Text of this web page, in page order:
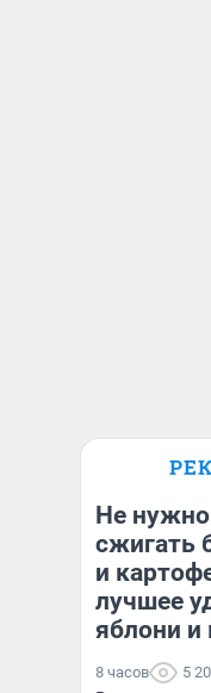
Не
сжигать
и
лучшее
яблони
8 часов 5